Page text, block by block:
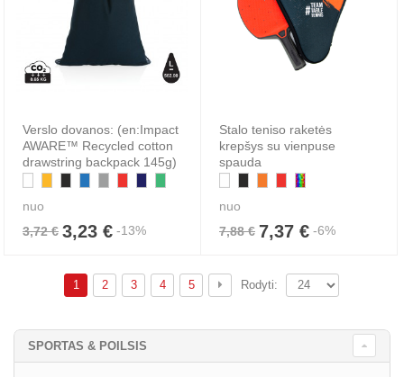
Verslo dovanos: (en:Impact
AWARE™ Recycled cotton
drawstring backpack 145g)
nuo
3,72 € 3,23 € -13%
Stalo teniso raketės
krepšys su vienpuse
spauda
nuo
7,88 € 7,37 € -6%
1 2 3 4 5 Rodyti:
SPORTAS & POILSIS